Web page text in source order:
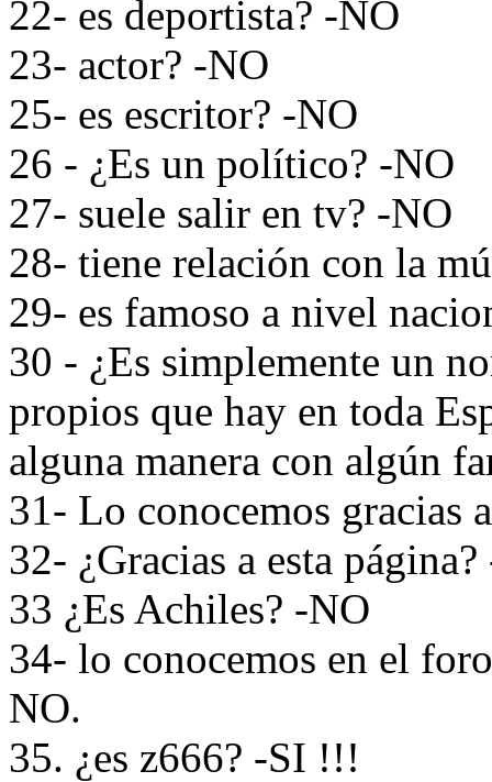
22- es deportista? -NO
23- actor? -NO
25- es escritor? -NO
26 - ¿Es un político? -NO
27- suele salir en tv? -NO
28- tiene relación con la
29- es famoso a nivel
30 - ¿Es simplemente un
propios que hay en toda
alguna manera con algún
31- Lo conocemos gracias
32- ¿Gracias a esta
33 ¿Es Achiles? -NO
34- lo conocemos en el
NO.
35. ¿es z666? -SI !!!